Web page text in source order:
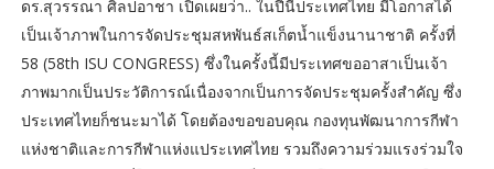
ดร.สุวรรณา ศิลปอาชา เปิดเผยว่า.. ในปีนี้ประเทศไทย มีโอกาสได้
เป็นเจ้าภาพในการจัดประชุมสหพันธ์สเก็ตน้ำแข็งนานาชาติ ครั้งที่
58 (58th ISU CONGRESS) ซึ่งในครั้งนี้มีประเทศขออาสาเป็นเจ้า
ภาพมากเป็นประวัติการณ์เนื่องจากเป็นการจัดประชุมครั้งสำคัญ ซึ่ง
ประเทศไทยก็ชนะมาได้ โดยต้องขอขอบคุณ กองทุนพัฒนาการกีฬา
แห่งชาติและการกีฬาแห่งแประเทศไทย รวมถึงความร่วมแรงร่วมใจ